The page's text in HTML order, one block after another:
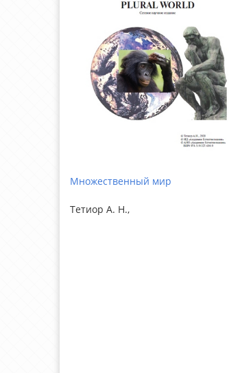
Множественный мир
Тетиор А. Н.,